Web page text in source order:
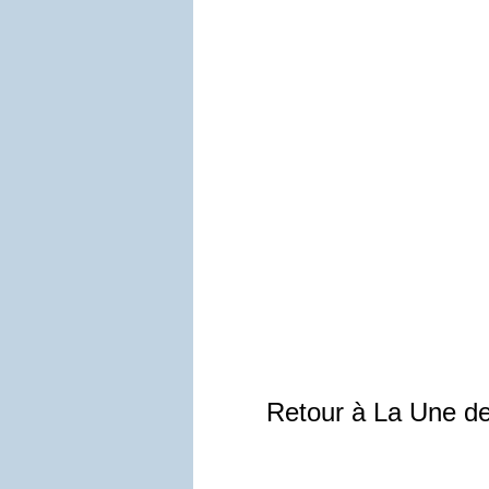
Retour à La Une